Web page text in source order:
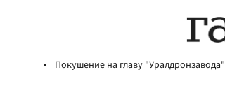
Покушение на главу "Уралдронзавода"